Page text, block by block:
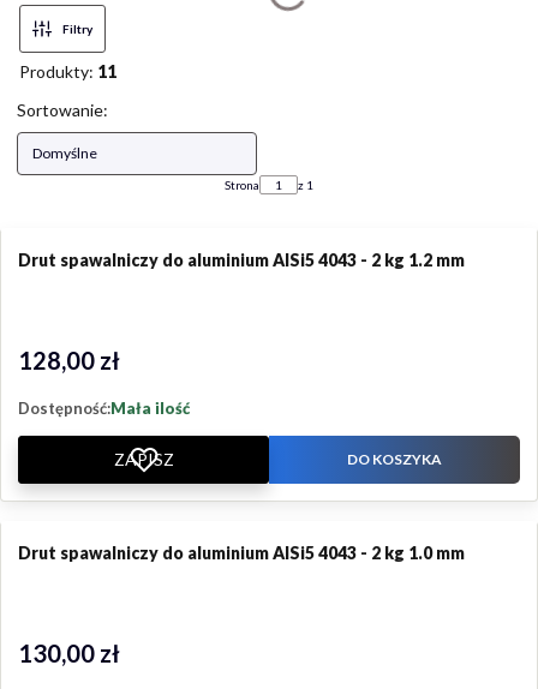
Filtry
Produkty: 11
Lista produktów
Sortowanie:
Domyślne
Strona z 1
Drut spawalniczy do aluminium AlSi5 4043 - 2 kg 1.2 mm
Cena
128,00 zł
Dostępność:Mała ilość
ZAPISZ DO KOSZYKA
Drut spawalniczy do aluminium AlSi5 4043 - 2 kg 1.0 mm
Cena
130,00 zł